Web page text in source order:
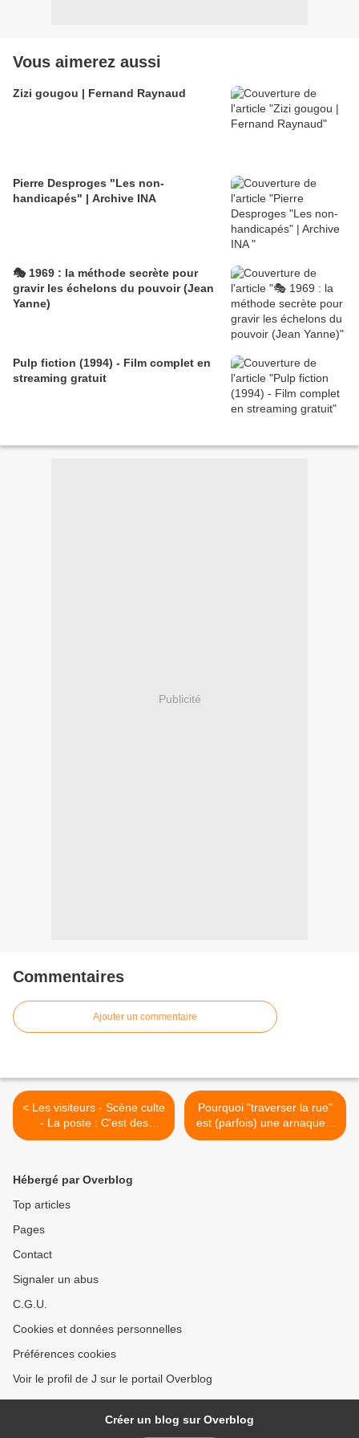
Vous aimerez aussi
Zizi gougou | Fernand Raynaud
Pierre Desproges "Les non-
handicapés" | Archive INA
🎭 1969 : la méthode secrète pour
gravir les échelons du pouvoir (Jean
Yanne)
Pulp fiction (1994) - Film complet en
streaming gratuit
Publicité
Commentaires
Ajouter un commentaire
< Les visiteurs - Scène culte
- La poste : C'est des
malades !
Pourquoi "traverser la rue"
est (parfois) une arnaque...
>
Hébergé par Overblog
Top articles
Pages
Contact
Signaler un abus
C.G.U.
Cookies et données personnelles
Préférences cookies
Voir le profil de J sur le portail Overblog
Créer un blog sur Overblog